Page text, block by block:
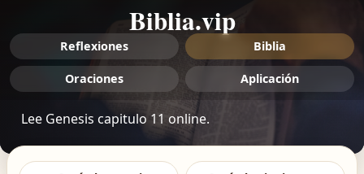
Biblia.vip
Reflexiones Biblia
Oraciones Aplicación
Lee Genesis capitulo 11 online.